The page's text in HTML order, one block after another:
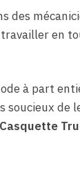
des
en
à part
de
Casquette